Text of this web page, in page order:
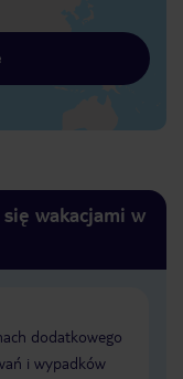
wakacjami w
dodatkowego
i wypadków